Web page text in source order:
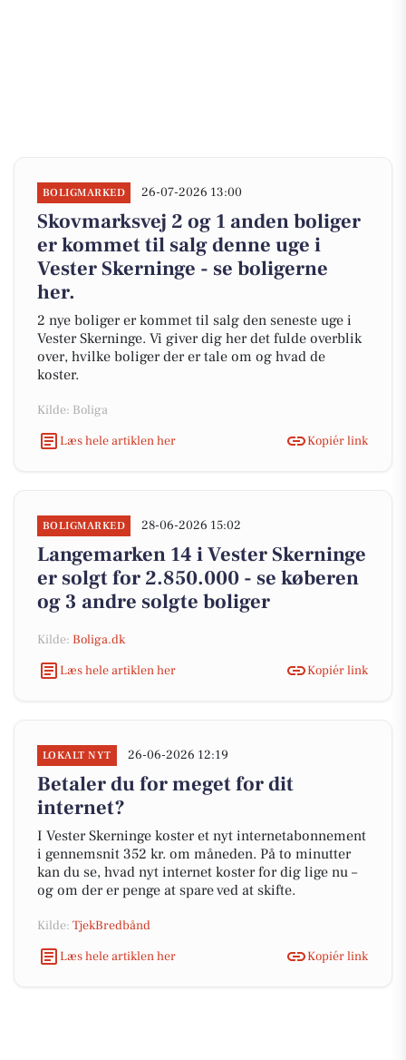
BOLIGMARKED 26-07-2026 13:00
Skovmarksvej 2 og 1 anden boliger
er kommet til salg denne uge i
Vester Skerninge - se boligerne
her.
2 nye boliger er kommet til salg den seneste uge i
Vester Skerninge. Vi giver dig her det fulde overblik
over, hvilke boliger der er tale om og hvad de
koster.
Kilde: Boliga
Læs hele artiklen her
Kopiér link
BOLIGMARKED 28-06-2026 15:02
Langemarken 14 i Vester Skerninge
er solgt for 2.850.000 - se køberen
og 3 andre solgte boliger
Kilde: Boliga.dk
Læs hele artiklen her
Kopiér link
LOKALT NYT 26-06-2026 12:19
Betaler du for meget for dit
internet?
I Vester Skerninge koster et nyt internetabonnement
i gennemsnit 352 kr. om måneden. På to minutter
kan du se, hvad nyt internet koster for dig lige nu –
og om der er penge at spare ved at skifte.
Kilde: TjekBredbånd
Læs hele artiklen her
Kopiér link